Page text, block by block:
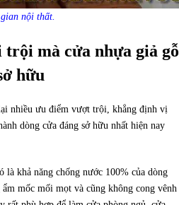
nội thất.
mà cửa nhựa giả gỗ
hữu
nhiều ưu điểm vượt trội, khẳng định vị
dòng cửa đáng sở hữu nhất hiện nay
khả năng chống nước 100% của dòng
mốc mối mọt và cũng không cong vênh